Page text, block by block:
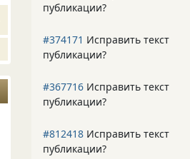
публикации?
#374171 Исправить текст
публикации?
#367716 Исправить текст
публикации?
#812418 Исправить текст
публикации?